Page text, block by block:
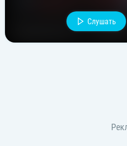
Слушать